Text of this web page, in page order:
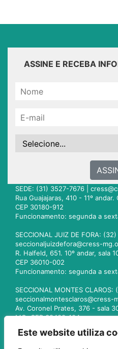
Este website utiliza
ASSINE E RECEBA
SEDE: (31) 3527-7676 |
Rua Guajajaras, 410 - 11º
CEP 30180-912
Funcionamento: segunda a
SECCIONAL JUIZ DE FORA: (32)
seccionaljuizdefora@cress-
R. Halfeld, 651. 10º andar, sala
CEP 36010-002
Funcionamento: segunda a
SECCIONAL MONTES CLAROS:
seccionalmontesclaros@cress-
Av. Coronel Prates, 376 - sala
MG. CEP 39400-104